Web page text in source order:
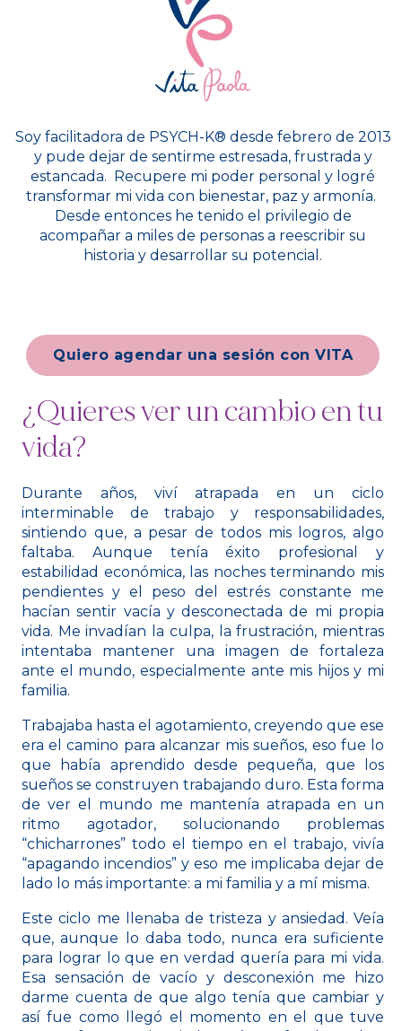
Soy facilitadora de PSYCH-K®️ desde febrero de 2013
y pude dejar de sentirme estresada, frustrada y
estancada. Recupere mi poder personal y logré
transformar mi vida con bienestar, paz y armonía.
Desde entonces he tenido el privilegio de
acompañar a miles de personas a reescribir su
historia y desarrollar su potencial.
Quiero agendar una sesión con VITA
¿Quieres ver un cambio en tu
vida?
Durante años, viví atrapada en un ciclo
interminable de trabajo y responsabilidades,
sintiendo que, a pesar de todos mis logros, algo
faltaba. Aunque tenía éxito profesional y
estabilidad económica, las noches terminando mis
pendientes y el peso del estrés constante me
hacían sentir vacía y desconectada de mi propia
vida. Me invadían la culpa, la frustración, mientras
intentaba mantener una imagen de fortaleza
ante el mundo, especialmente ante mis hijos y mi
familia.
Trabajaba hasta el agotamiento, creyendo que ese
era el camino para alcanzar mis sueños, eso fue lo
que había aprendido desde pequeña, que los
sueños se construyen trabajando duro. Esta forma
de ver el mundo me mantenía atrapada en un
ritmo agotador, solucionando problemas
“chicharrones” todo el tiempo en el trabajo, vivía
“apagando incendios” y eso me implicaba dejar de
lado lo más importante: a mi familia y a mí misma.
Este ciclo me llenaba de tristeza y ansiedad. Veía
que, aunque lo daba todo, nunca era suficiente
para lograr lo que en verdad quería para mi vida.
Esa sensación de vacío y desconexión me hizo
darme cuenta de que algo tenía que cambiar y
así fue como llegó el momento en el que tuve